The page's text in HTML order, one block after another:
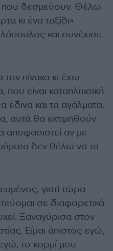
που δεσμεύουν. Θέλω
κι ένα ταξίδι»
και συνέχισε
πίνακα κι έχω
είναι καταπληκτική
έδινα και τα αγάλματα.
αυτά θα εκτιμηθούν
αποφασιστεί αν με
δεν θέλω να τα
γιατί τώρα
σε διαφορετικά
Ξαναγύρισα στον
Είμαι άπιστος εγώ,
το κορμί μου